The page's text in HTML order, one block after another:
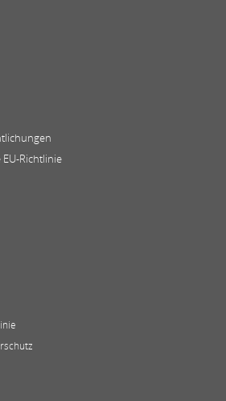
Richtlinie